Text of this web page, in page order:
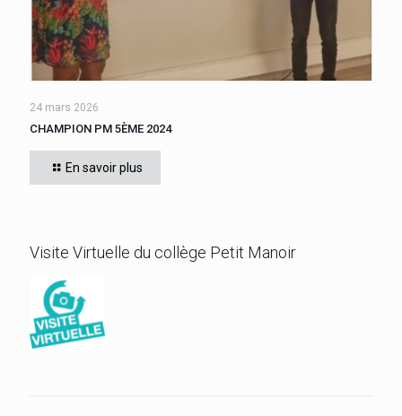
MARTHELY Karl-Heinz remporte le titre de meilleur 5ème suite à
la finale opposant les élèves de la 502 et de la 503. Bravo mon
grand!
24 mars 2026
CHAMPION PM 5ÈME 2024
En savoir plus
Visite Virtuelle du collège Petit Manoir